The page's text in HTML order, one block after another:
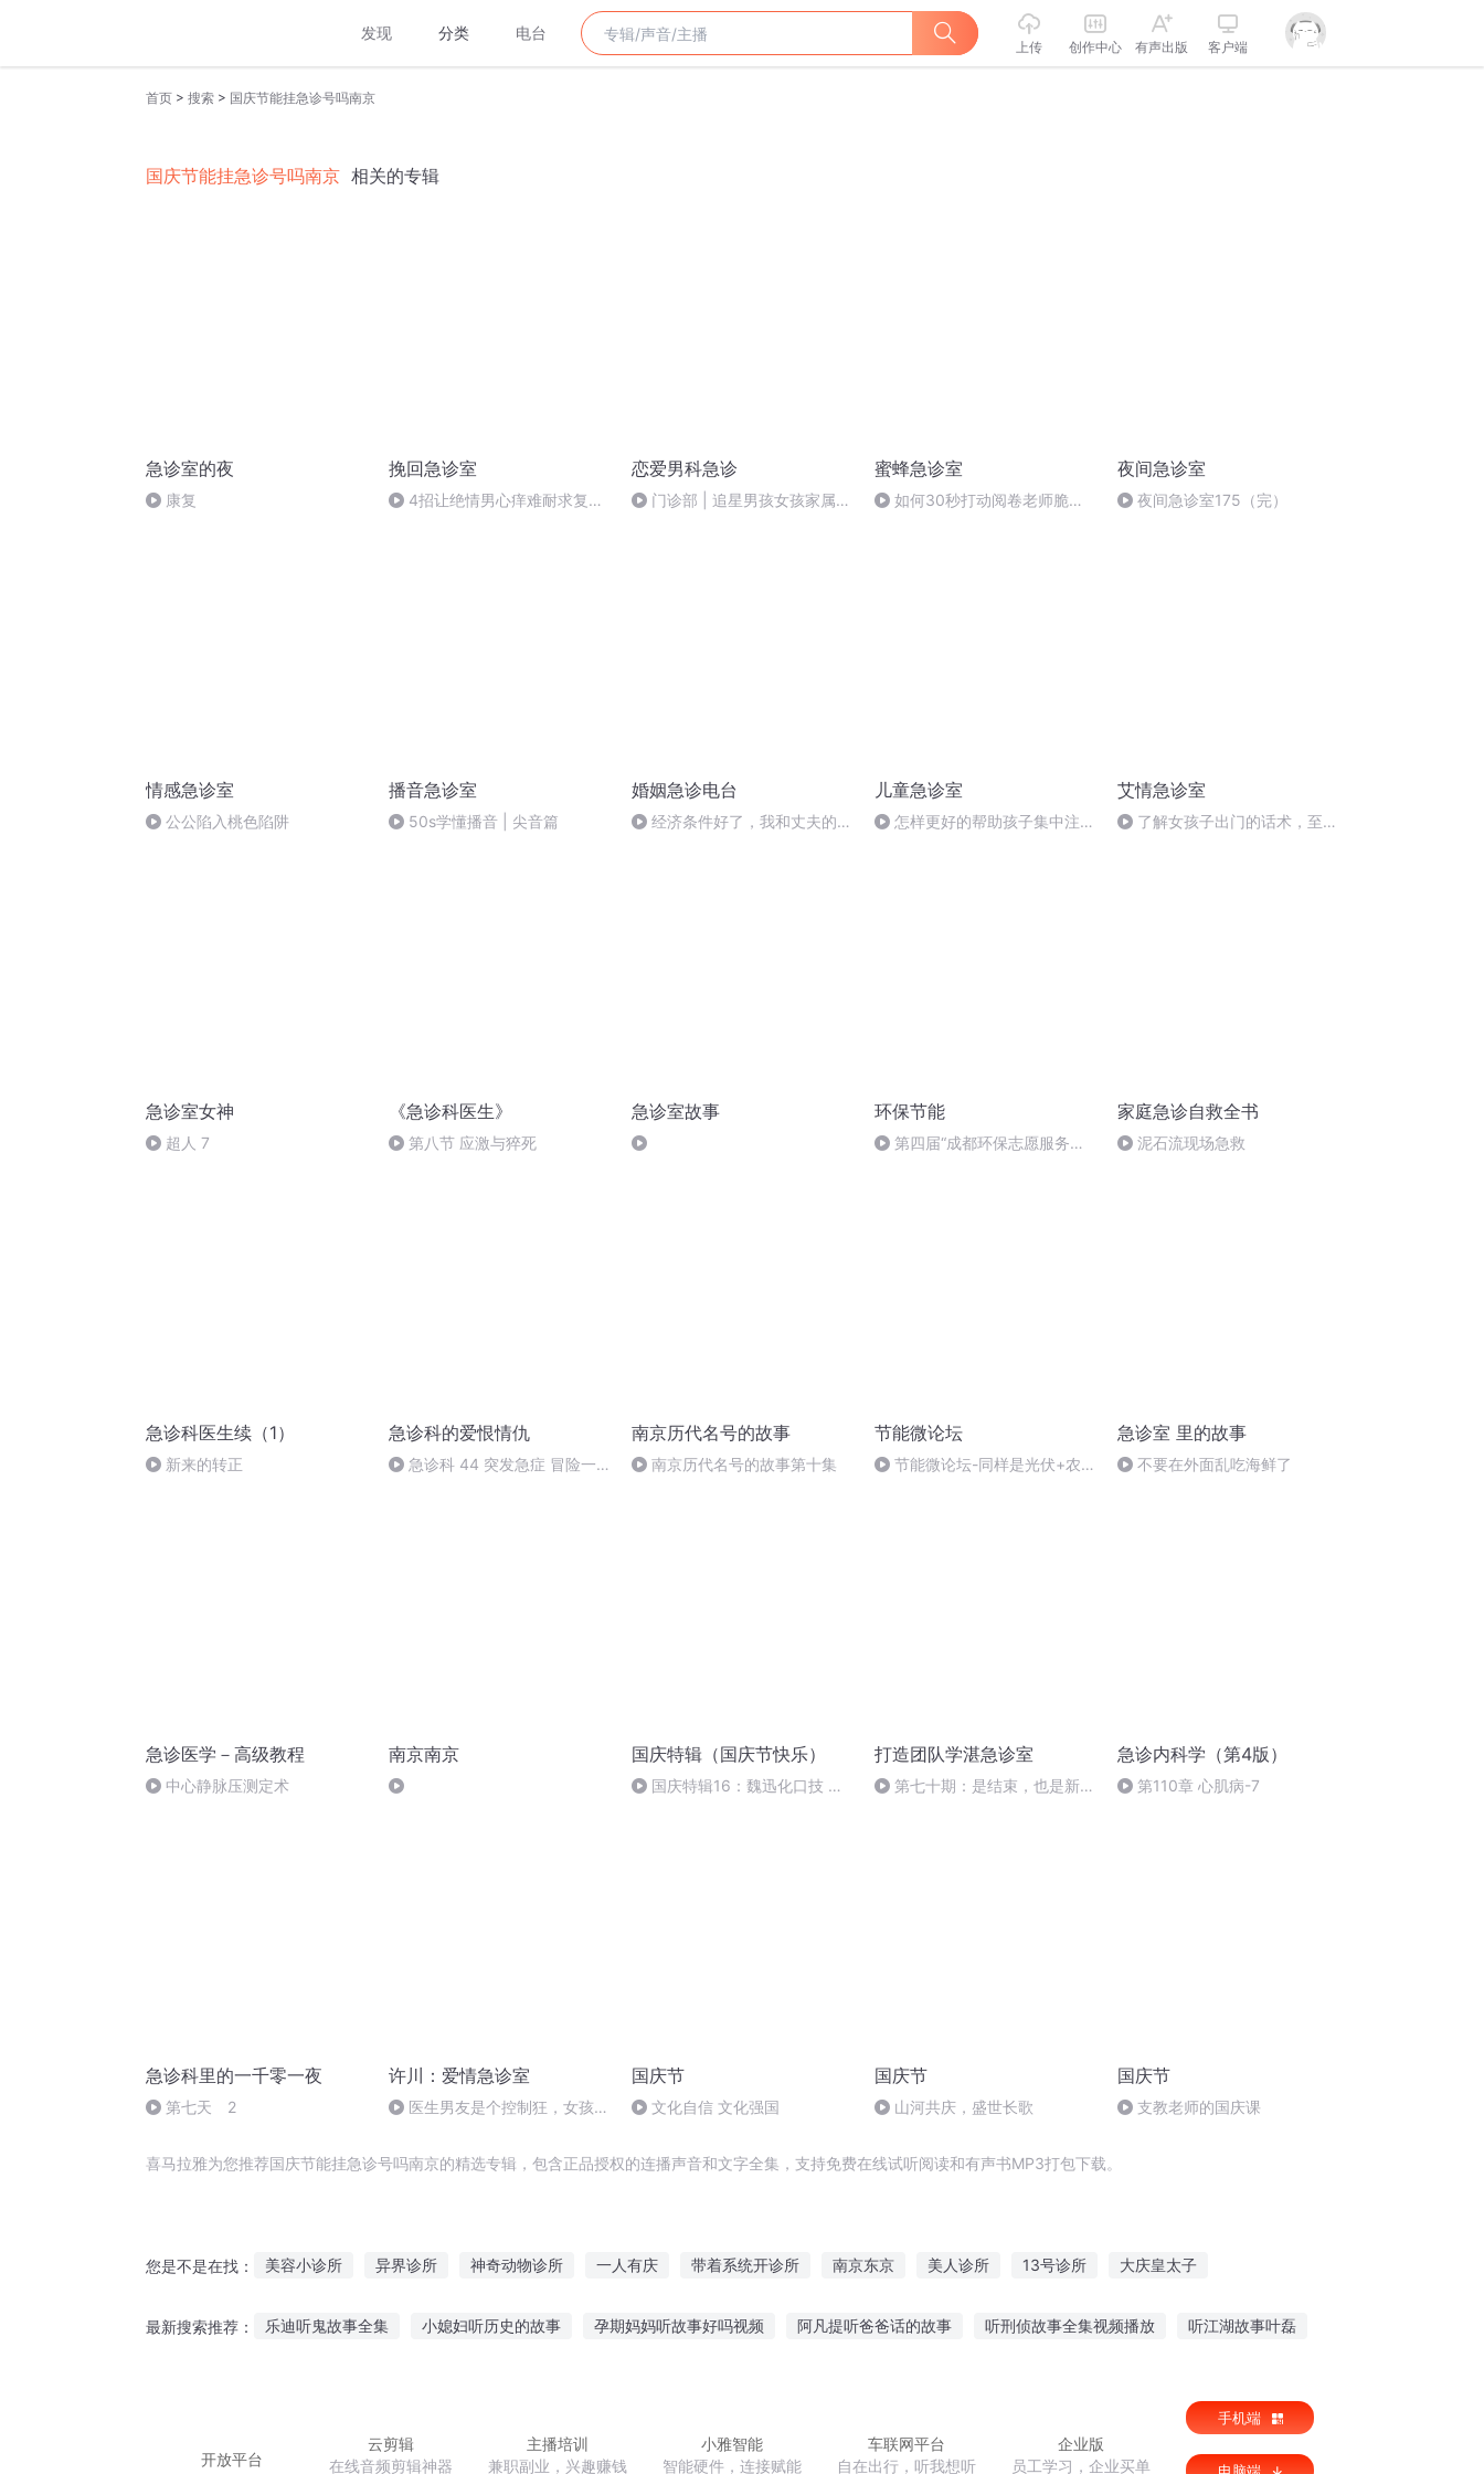
发现 分类 电台
上传 创作中心 有声出版 客户端
首页 > 搜索 > 国庆节能挂急诊号吗南京
国庆节能挂急诊号吗南京 相关的专辑
急诊室的夜
康复
挽回急诊室
4招让绝情男心痒难耐求复
恋爱男科急诊
门诊部 | 追星男孩女孩家属自
蜜蜂急诊室
如何30秒打动阅卷老师脆弱
夜间急诊室
夜间急诊室175（完）
情感急诊室
公公陷入桃色陷阱
播音急诊室
50s学懂播音 | 尖音篇
婚姻急诊电台
经济条件好了，我和丈夫的心
儿童急诊室
怎样更好的帮助孩子集中注意
艾情急诊室
了解女孩子出门的话术，至少
急诊室女神
超人 7
《急诊科医生》
第八节 应激与猝死
急诊室故事 环保节能
第四届“成都环保志愿服务
家庭急诊自救全书
泥石流现场急救
急诊科医生续（1）
新来的转正
急诊科的爱恨情仇
急诊科 44 突发急症 冒险一
南京历代名号的故事
南京历代名号的故事第十集
节能微论坛
节能微论坛-同样是光伏+农
急诊室 里的故事
不要在外面乱吃海鲜了
急诊医学－高级教程
中心静脉压测定术
南京南京 国庆特辑（国庆节快乐）
国庆特辑16：魏迅化口技 二
打造团队学湛急诊室
第七十期：是结束，也是新的
急诊内科学（第4版）
第110章 心肌病-7
急诊科里的一千零一夜
第七天 2
许川：爱情急诊室
医生男友是个控制狂，女孩崩
手！
国庆节
文化自信 文化强国
国庆节
山河共庆，盛世长歌
国庆节
支教老师的国庆课
喜马拉雅为您推荐国庆节能挂急诊号吗南京的精选专辑，包含正品授权的连播声音和文字全集，支持免费在线试听阅读和有声书MP3打包下载。
您是不是在找： 美容小诊所 异界诊所 神奇动物诊所 一人有庆 带着系统开诊所 南京东京 美人诊所 13号诊所 大庆皇太子
最新搜索推荐： 乐迪听鬼故事全集 小媳妇听历史的故事 孕期妈妈听故事好吗视频 阿凡提听爸爸话的故事 听刑侦故事全集视频播放 听江湖故事叶磊
开放平台
云剪辑
在线音频剪辑神器
主播培训
兼职副业，兴趣赚钱
小雅智能
智能硬件，连接赋能
车联网平台
自在出行，听我想听
企业版
员工学习，企业买单
手机端